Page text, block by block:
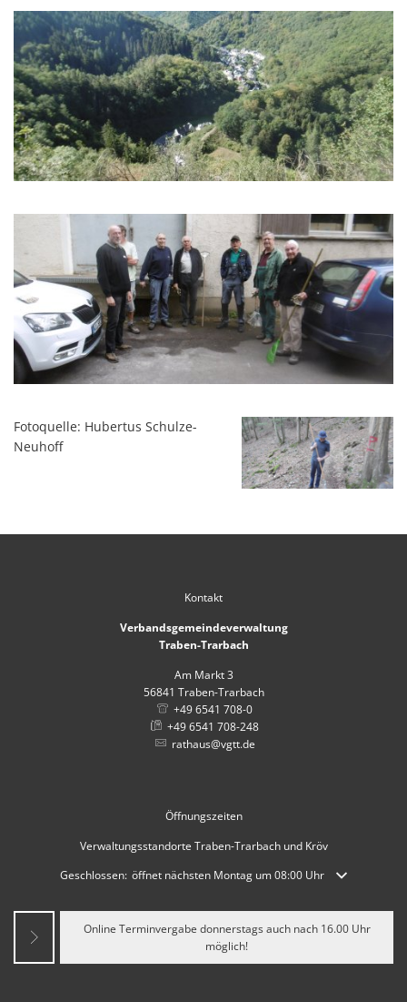
Fotoquelle: Hubertus Schulze-
Neuhoff
Kontakt
Verbandsgemeindeverwaltung
Traben-Trarbach
Am Markt 3
56841 Traben-Trarbach
+49 6541 708-0
+49 6541 708-248
rathaus@vgtt.de
Öffnungszeiten
Verwaltungsstandorte Traben-Trarbach und Kröv
Klicken, um weitere Öffnungs- oder Schließzeiten auszublenden
Geschlossen: öffnet nächsten Montag um 08:00 Uhr
Online Terminvergabe donnerstags auch nach 16.00 Uhr
möglich!